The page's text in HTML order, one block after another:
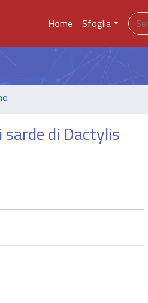
Home Sfoglia
di Dactylis